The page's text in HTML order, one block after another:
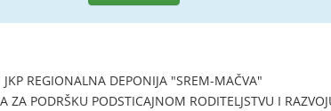
REGIONALNA DEPONIJA "SREM-MAČVA"
ZA PODRŠKU PODSTICAJNOM RODITELJSTVU I